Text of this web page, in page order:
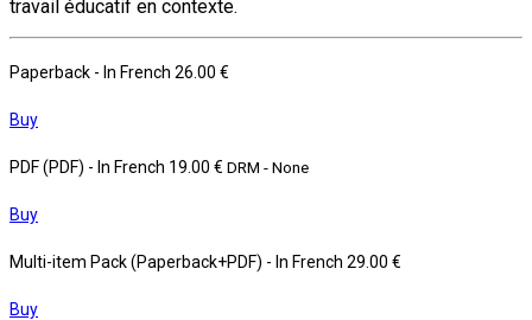
travail éducatif en contexte.
Paperback - In French 26.00 €
Buy
PDF (PDF) - In French 19.00 € DRM - None
Buy
Multi-item Pack (Paperback+PDF) - In French 29.00 €
Buy